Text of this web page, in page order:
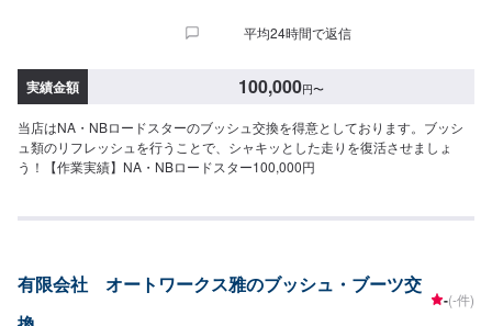
平均24時間で返信
実績金額 100,000円〜
当店はNA・NBロードスターのブッシュ交換を得意としております。ブッシ
ュ類のリフレッシュを行うことで、シャキッとした走りを復活させましょ
う！【作業実績】NA・NBロードスター100,000円
有限会社 オートワークス雅のブッシュ・ブーツ交
-(-件)